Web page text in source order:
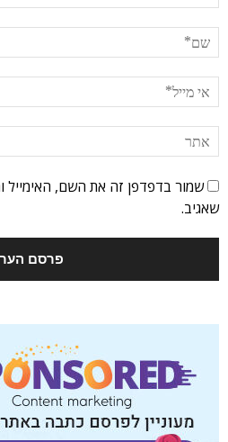
שמור בדפדפן זה את השם,
שאגיב.